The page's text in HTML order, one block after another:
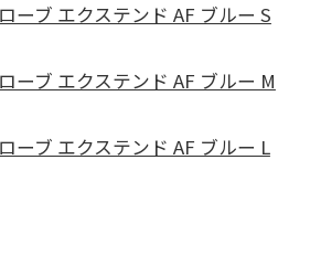
ーブ エクステンド AF ブルー S
ーブ エクステンド AF ブルー M
ーブ エクステンド AF ブルー L